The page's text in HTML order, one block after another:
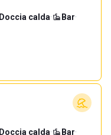
Doccia calda· Bar·
Doccia calda· Bar·